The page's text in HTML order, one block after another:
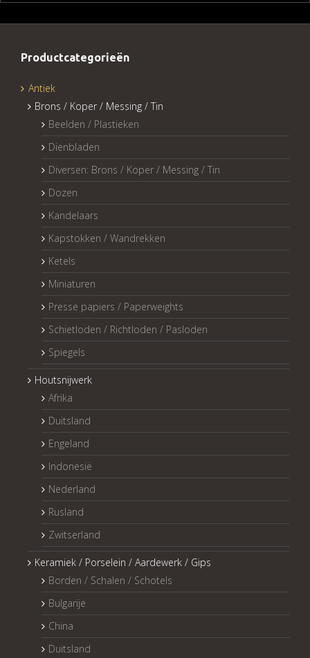
Productcategorieën
Antiek
Brons / Koper / Messing / Tin
Beelden / Plastieken
Dienbladen
Diversen: Brons / Koper / Messing / Tin
Dozen
Kandelaars
Kapstokken / Wandrekken
Ketels
Miniaturen
Presse papiers / Paperweights
Schietloden / Richtloden / Pasloden
Spiegels
Houtsnijwerk
Afrika
Duitsland
Engeland
Indonesië
Nederland
Rusland
Zwitserland
Keramiek / Porselein / Aardewerk / Gips
Borden / Schalen / Schotels
Bulgarije
China
Duitsland